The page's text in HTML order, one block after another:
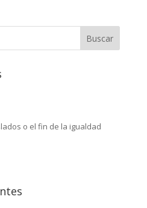
o el fin de la igualdad